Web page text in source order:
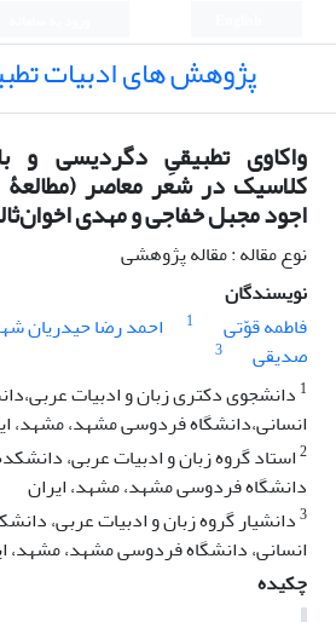
پژوهش های ادبیات
واکاوی تطبیقیِ دگردیسی و
کلاسیک در شعر معاصر
اجود مجبل خفاجی و مهدی
نوع مقاله : مقاله پژوهشی
نویسندگان
فاطمه قوّتی
1 احمد رضا حیدریان
صدیقی
3
1 دانشجوی دکتری زبان و ادبیات
انسانی،دانشگاه فردوسی مشهد، مشهد،
2استاد گروه زبان و ادبیات عربی،
دانشگاه فردوسی مشهد، مشهد، ایران
3دانشیار گروه زبان و ادبیات عربی،
انسانی، دانشگاه فردوسی مشهد، مشهد،
چکیده